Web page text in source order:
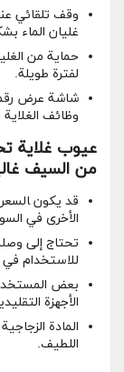
وقف تلقائي
غليان الماء⁢
حماية من
لفترة طويلة.
شاشة عرض
وظائف
عيوب غلاية
من السيف
قد يكون
الأخرى في
تحتاج إلى
للاستخدام في
بعض
الأجهزة
المادة
اللطيف.